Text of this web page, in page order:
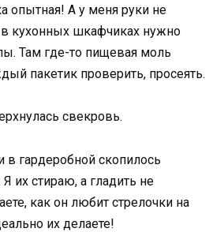
опытная! А у меня руки не
в кухонных шкафчиках нужно
Там где-то пищевая моль
пакетик проверить, просеять.
свекровь.
гардеробной скопилось
их стираю, а гладить не
как он любит стрелочки на
их делаете!